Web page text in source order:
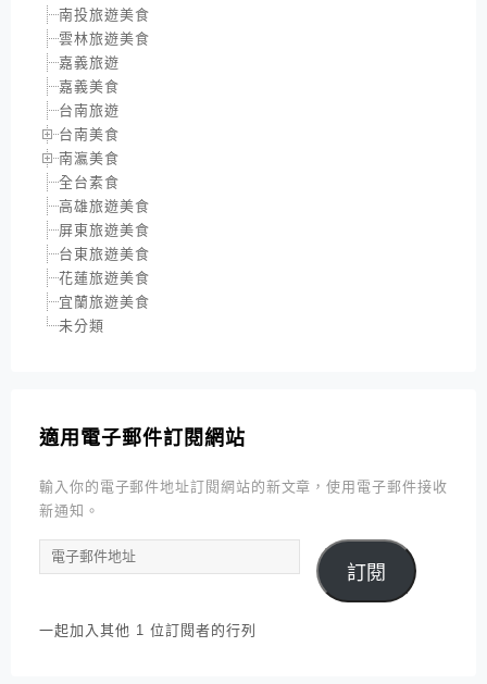
南投旅遊美食
雲林旅遊美食
嘉義旅遊
嘉義美食
台南旅遊
台南美食
南瀛美食
全台素食
高雄旅遊美食
屏東旅遊美食
台東旅遊美食
花蓮旅遊美食
宜蘭旅遊美食
未分類
適用電子郵件訂閱網站
輸入你的電子郵件地址訂閱網站的新文章，使用電子郵件接收
新通知。
電
子
件
訂閱
一起加入其他 1 位訂閱者的行列